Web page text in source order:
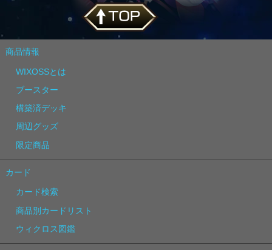
商品情報
WIXOSSとは
ブースター
構築済デッキ
周辺グッズ
限定商品
カード
カード検索
商品別カードリスト
ウィクロス図鑑